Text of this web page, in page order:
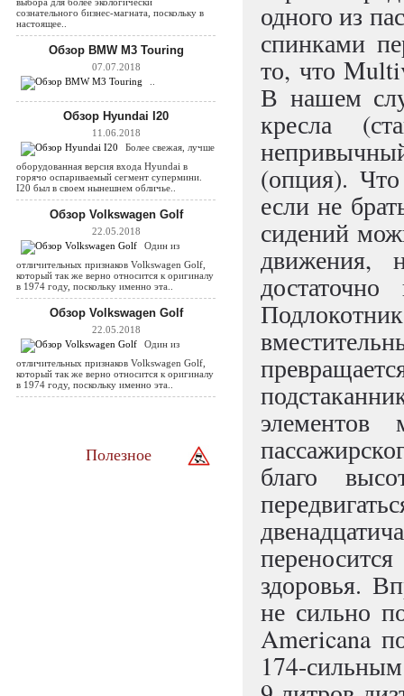
сознательного бизнес-магната, поскольку в
настоящее..
Обзор BMW M3 Touring
07.07.2018
Обзор Hyundai I20
11.06.2018
Более свежая, лучше
оборудованная версия входа Hyundai в
горячо оспариваемый сегмент супермини.
I20 был в своем нынешнем обличье..
Обзор Volkswagen Golf
22.05.2018
Один из
отличительных признаков Volkswagen Golf,
который так же верно относится к оригиналу
в 1974 году, поскольку именно эта..
Обзор Volkswagen Golf
22.05.2018
Один из
отличительных признаков Volkswagen Golf,
который так же верно относится к оригиналу
в 1974 году, поскольку именно эта..
Полезное
одного из
спинками
то, что
В нашем
кресла
(опция).
если не
сидений
движения,
благо
здоровья.
не сильно
Americana
174-